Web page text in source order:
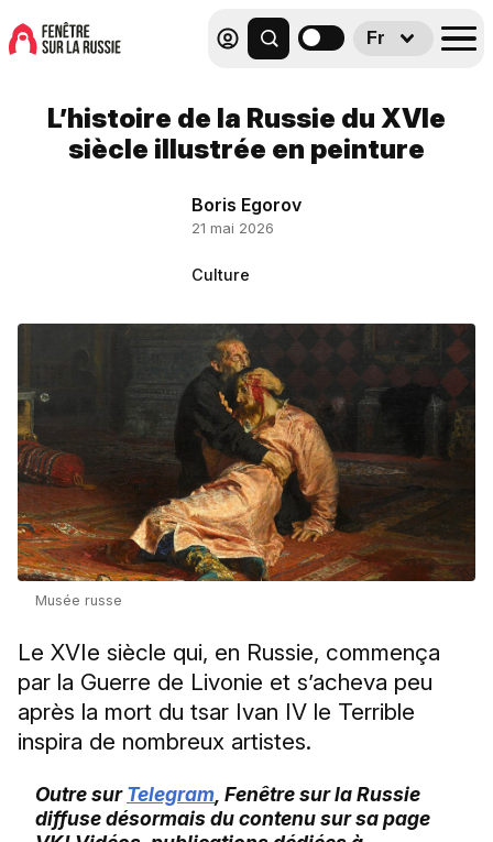
Fr
L’histoire de la Russie du XVIe
siècle illustrée en peinture
Boris Egorov
21 mai 2026
Culture
Musée russe
Le XVIe siècle qui, en Russie, commença
par la Guerre de Livonie et s’acheva peu
après la mort du tsar Ivan IV le Terrible
inspira de nombreux artistes.
Outre surTelegram , Fenêtre sur la Russie
diffuse désormais du contenu sur sa page